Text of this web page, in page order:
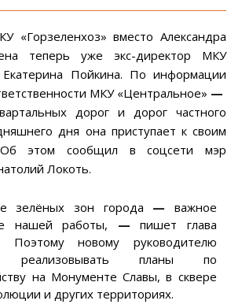
«Горзеленхоз» вместо Александра
теперь уже экс-директор МКУ
Екатерина Пойкина. По информации
МКУ «Центральное» —
дорог и дорог частного
дня она приступает к своим
Об этом сообщил в соцсети мэр
Локоть.
зелёных зон города — важное
нашей работы, — пишет глава
Поэтому новому руководителю
реализовывать планы по
на Монументе Славы, в сквере
и других территориях.